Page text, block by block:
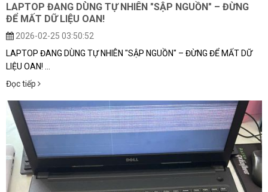
LAPTOP ĐANG DÙNG TỰ NHIÊN "SẬP NGUỒN" – ĐỪNG
ĐỂ MẤT DỮ LIỆU OAN!
2026-02-25 03:50:52
LAPTOP ĐANG DÙNG TỰ NHIÊN "SẬP NGUỒN" – ĐỪNG ĐỂ MẤT DỮ
LIỆU OAN! ...
Đọc tiếp